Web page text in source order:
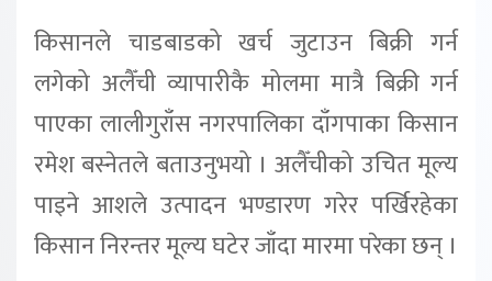
किसानले चाडबाडको खर्च जुटाउन बिक्री गर्न
लगेको अलैँची व्यापारीकै मोलमा मात्रै बिक्री गर्न
पाएका लालीगुराँस नगरपालिका दाँगपाका किसान
रमेश बस्नेतले बताउनुभयो । अलैँचीको उचित मूल्य
पाइने आशले उत्पादन भण्डारण गरेर पर्खिरहेका
किसान निरन्तर मूल्य घटेर जाँदा मारमा परेका छन् ।